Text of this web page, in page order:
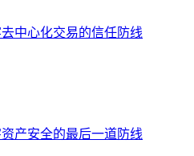
中心化交易的信任防线
产安全的最后一道防线